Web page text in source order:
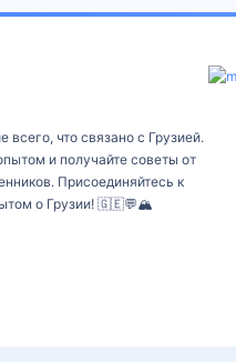
что связано с Грузией.
и получайте советы от
Присоединяйтесь к
о Грузии! 🇬🇪💬🏔️